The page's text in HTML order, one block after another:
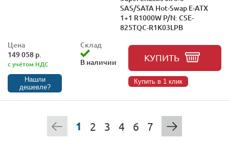
SAS/SATA Hot-Swap E-ATX
1+1 R1000W P/N: CSE-
825TQC-R1K03LPB
Цена
149 058 р.
с учётом НДС
Нашли
дешевле?
Склад
В наличии
КУПИТЬ
Купить в 1 клик
1 2 3 4 6 7